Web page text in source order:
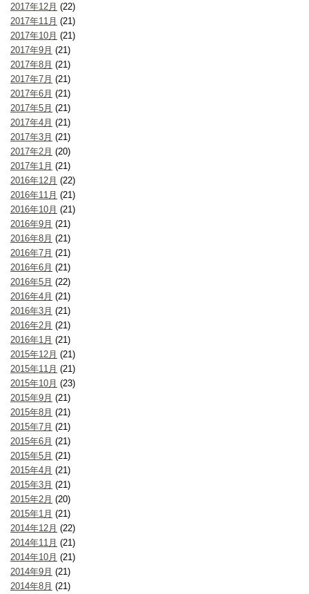
2017年12月 (22)
2017年11月 (21)
2017年10月 (21)
2017年9月 (21)
2017年8月 (21)
2017年7月 (21)
2017年6月 (21)
2017年5月 (21)
2017年4月 (21)
2017年3月 (21)
2017年2月 (20)
2017年1月 (21)
2016年12月 (22)
2016年11月 (21)
2016年10月 (21)
2016年9月 (21)
2016年8月 (21)
2016年7月 (21)
2016年6月 (21)
2016年5月 (22)
2016年4月 (21)
2016年3月 (21)
2016年2月 (21)
2016年1月 (21)
2015年12月 (21)
2015年11月 (21)
2015年10月 (23)
2015年9月 (21)
2015年8月 (21)
2015年7月 (21)
2015年6月 (21)
2015年5月 (21)
2015年4月 (21)
2015年3月 (21)
2015年2月 (20)
2015年1月 (21)
2014年12月 (22)
2014年11月 (21)
2014年10月 (21)
2014年9月 (21)
2014年8月 (21)